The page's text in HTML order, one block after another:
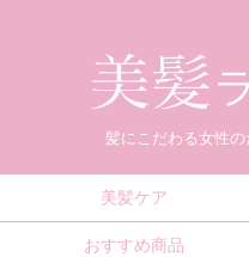
髪にこだわる女性
美髪ケア
おすすめ商品